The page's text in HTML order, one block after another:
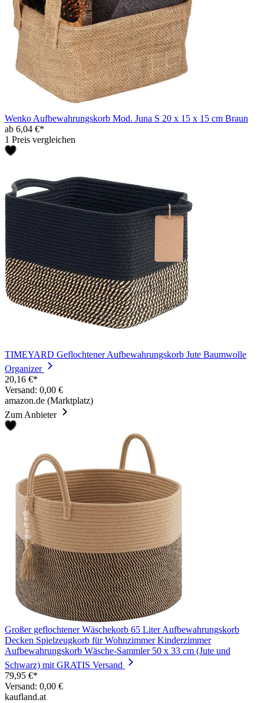
Wenko Aufbewahrungskorb Mod. Juna S 20 x 15 x 15 cm Braun
ab 6,04 €*
1 Preis vergleichen
TIMEYARD Geflochtener Aufbewahrungskorb Jute Baumwolle
Organizer
20,16 €*
Versand: 0,00 €
amazon.de (Marktplatz)
Zum Anbieter
Großer geflochtener Wäschekorb 65 Liter Aufbewahrungskorb
Decken Spielzeugkorb für Wohnzimmer Kinderzimmer
Aufbewahrungskorb Wäsche-Sammler 50 x 33 cm (Jute und
Schwarz) mit GRATIS Versand
79,95 €*
Versand: 0,00 €
kaufland.at